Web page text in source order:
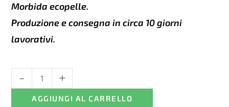
Morbida ecopelle.
Produzione e consegna in circa 10 giorni
lavorativi.
in
- +
AGGIUNGI AL CARRELLO